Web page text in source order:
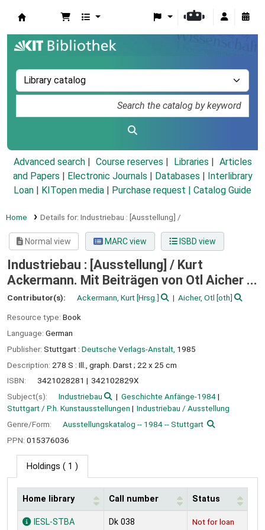
Advanced search Course reserves Libraries
Articles
and Papers
Electronic Journals Databases
Interlibrary
Loan
KITopen media Purchase request | Catalog Guide
Home Details for: Industriebau : [Ausstellung] /
Normal view MARC view ISBD view
Industriebau : [Ausstellung] / Kurt
Ackermann. Mit Beiträgen von Otl Aicher ...
Contributor(s): Ackermann, Kurt [Hrsg.] Aicher, Otl [oth]
Resource type: Book
Language: German
Publisher: Stuttgart : Deutsche Verlags-Anstalt, 1985
Description: 278 S : Ill., graph. Darst ; 22 x 25 cm
ISBN:
3421028281
342102829X
Subject(s):
Industriebau
Geschichte Anfänge-1984
Stuttgart / P.h. Kunstausstellungen
Industriebau / Ausstellung
Genre/Form:
Ausstellungskatalog -- 1984 -- Stuttgart
PPN: 015376036
Holdings ( 1 )
Holdings
Home library Call number Status
IESL-STBA Dk 038 Not for loan